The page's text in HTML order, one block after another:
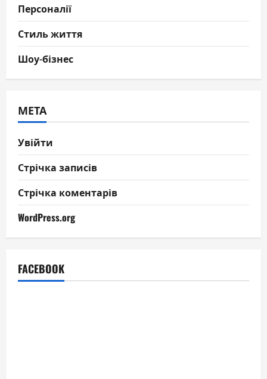
Персоналії
Стиль життя
Шоу-бізнес
МЕТА
Увійти
Стрічка записів
Стрічка коментарів
WordPress.org
FACEBOOK